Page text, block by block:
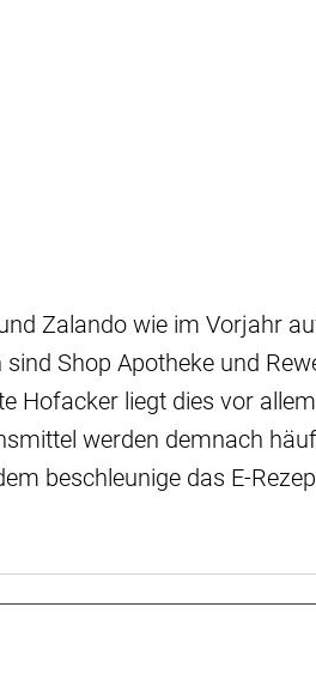
Zalando wie im Vorjahr
Shop Apotheke und
Hofacker liegt dies vor
werden demnach
beschleunige das E-